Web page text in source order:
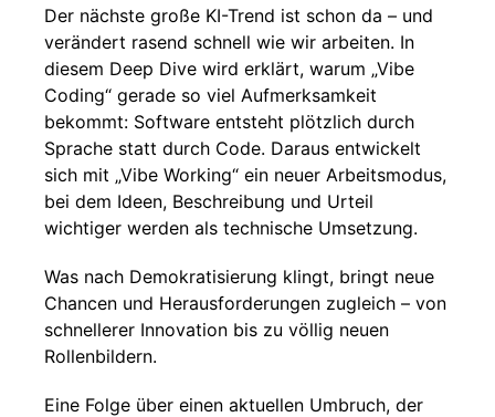
Der nächste große KI-Trend ist schon da – und
verändert rasend schnell wie wir arbeiten. In
diesem Deep Dive wird erklärt, warum „Vibe
Coding“ gerade so viel Aufmerksamkeit
bekommt: Software entsteht plötzlich durch
Sprache statt durch Code. Daraus entwickelt
sich mit „Vibe Working“ ein neuer Arbeitsmodus,
bei dem Ideen, Beschreibung und Urteil
wichtiger werden als technische Umsetzung.
Was nach Demokratisierung klingt, bringt neue
Chancen und Herausforderungen zugleich – von
schnellerer Innovation bis zu völlig neuen
Rollenbildern.
Eine Folge über einen aktuellen Umbruch, der